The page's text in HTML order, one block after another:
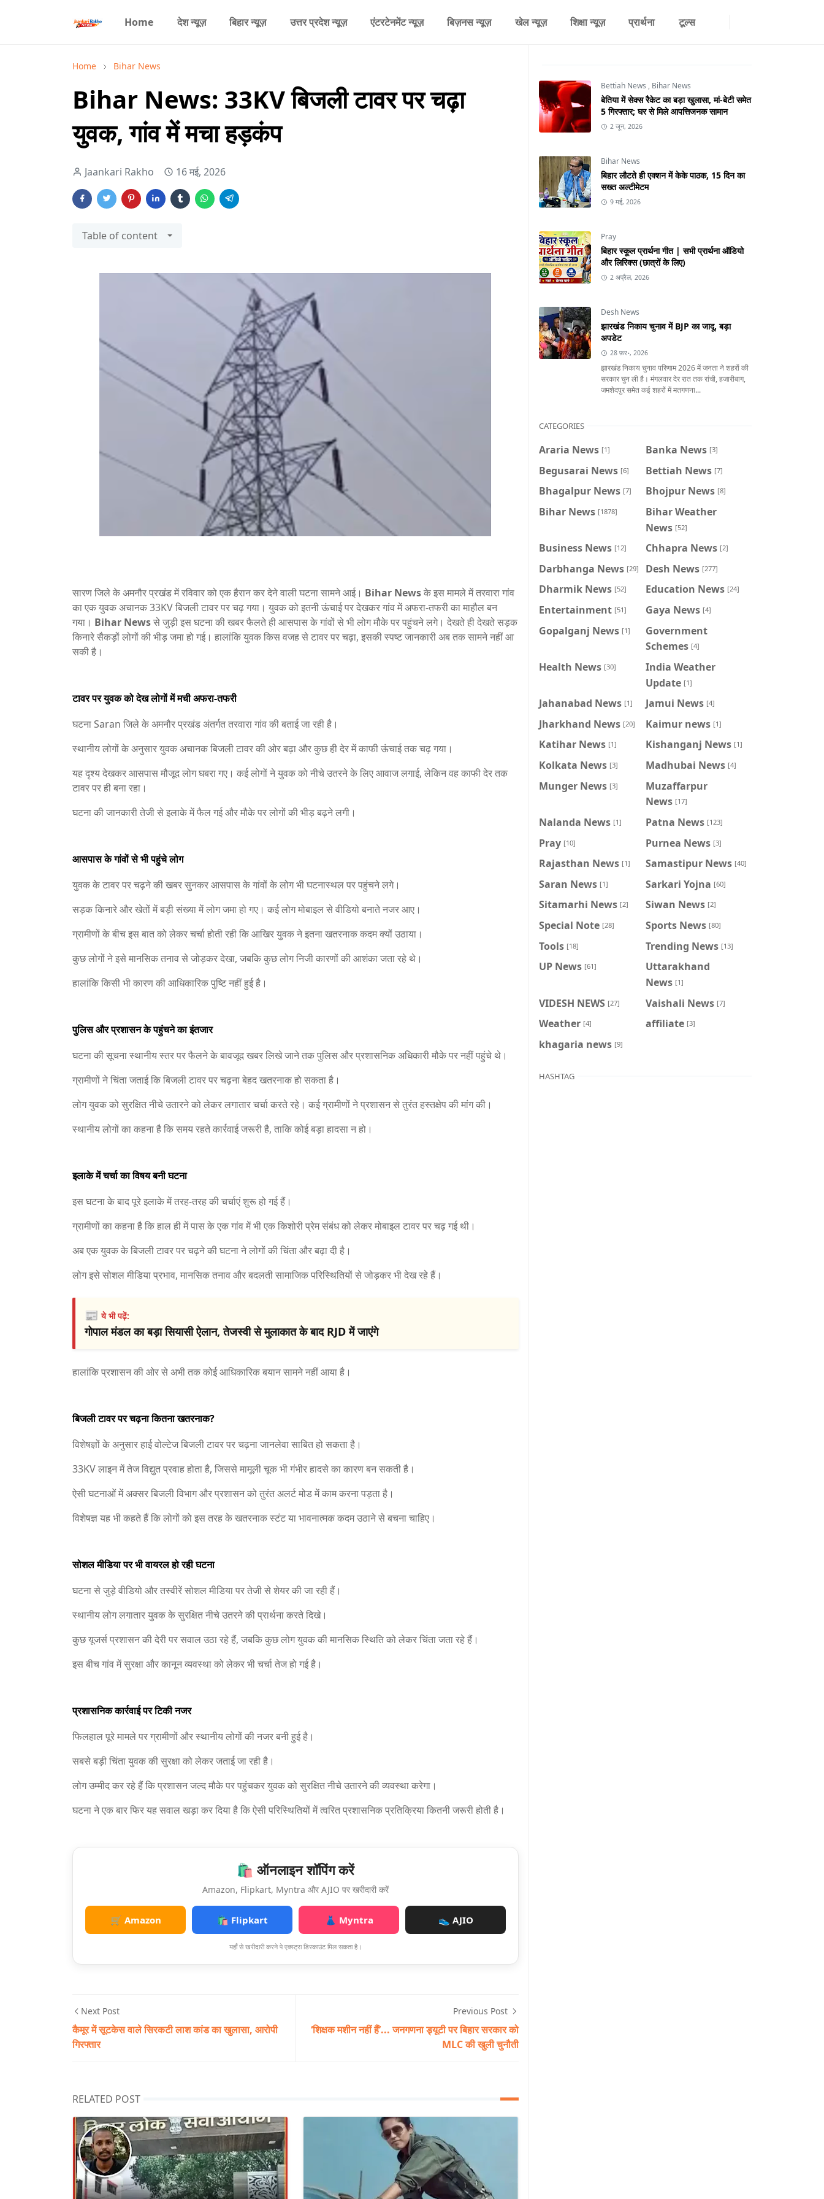
Home देश न्यूज़ बिहार न्यूज़ उत्तर प्रदेश न्यूज़ एंटरटेनमेंट न्यूज़ बिज़नस न्यूज़ खेल न्यूज़ शिक्षा न्यूज़ प्रार्थना टूल्स
Home Bihar News
Bihar News: 33KV बिजली टावर पर चढ़ा
युवक, गांव में मचा हड़कंप
Jaankari Rakho 16 मई, 2026
Table of content
सारण जिले के अमनौर प्रखंड में रविवार को एक हैरान कर देने वाली घटना सामने आई। Bihar Newsके इस मामले में तरवारा गांव
का एक युवक अचानक 33KV बिजली टावर पर चढ़ गया। युवक को इतनी ऊंचाई पर देखकर गांव में अफरा-तफरी का माहौल बन
गया। Bihar Newsसे जुड़ी इस घटना की खबर फैलते ही आसपास के गांवों से भी लोग मौके पर पहुंचने लगे। देखते ही देखते सड़क
किनारे सैकड़ों लोगों की भीड़ जमा हो गई। हालांकि युवक किस वजह से टावर पर चढ़ा, इसकी स्पष्ट जानकारी अब तक सामने नहीं आ
सकी है।
टावर पर युवक को देख लोगों में मची अफरा-तफरी
घटनाSaran जिले के अमनौर प्रखंड अंतर्गत तरवारा गांव की बताई जा रही है।
स्थानीय लोगों के अनुसार युवक अचानक बिजली टावर की ओर बढ़ा और कुछ ही देर में काफी ऊंचाई तक चढ़ गया।
यह दृश्य देखकर आसपास मौजूद लोग घबरा गए। कई लोगों ने युवक को नीचे उतरने के लिए आवाज लगाई, लेकिन वह काफी देर तक
टावर पर ही बना रहा।
घटना की जानकारी तेजी से इलाके में फैल गई और मौके पर लोगों की भीड़ बढ़ने लगी।
आसपास के गांवों से भी पहुंचे लोग
युवक के टावर पर चढ़ने की खबर सुनकर आसपास के गांवों के लोग भी घटनास्थल पर पहुंचने लगे।
सड़क किनारे और खेतों में बड़ी संख्या में लोग जमा हो गए। कई लोग मोबाइल से वीडियो बनाते नजर आए।
ग्रामीणों के बीच इस बात को लेकर चर्चा होती रही कि आखिर युवक ने इतना खतरनाक कदम क्यों उठाया।
कुछ लोगों ने इसे मानसिक तनाव से जोड़कर देखा, जबकि कुछ लोग निजी कारणों की आशंका जता रहे थे।
हालांकि किसी भी कारण की आधिकारिक पुष्टि नहीं हुई है।
पुलिस और प्रशासन के पहुंचने का इंतजार
घटना की सूचना स्थानीय स्तर पर फैलने के बावजूद खबर लिखे जाने तक पुलिस और प्रशासनिक अधिकारी मौके पर नहीं पहुंचे थे।
ग्रामीणों ने चिंता जताई कि बिजली टावर पर चढ़ना बेहद खतरनाक हो सकता है।
लोग युवक को सुरक्षित नीचे उतारने को लेकर लगातार चर्चा करते रहे। कई ग्रामीणों ने प्रशासन से तुरंत हस्तक्षेप की मांग की।
स्थानीय लोगों का कहना है कि समय रहते कार्रवाई जरूरी है, ताकि कोई बड़ा हादसा न हो।
इलाके में चर्चा का विषय बनी घटना
इस घटना के बाद पूरे इलाके में तरह-तरह की चर्चाएं शुरू हो गई हैं।
ग्रामीणों का कहना है कि हाल ही में पास के एक गांव में भी एक किशोरी प्रेम संबंध को लेकर मोबाइल टावर पर चढ़ गई थी।
अब एक युवक के बिजली टावर पर चढ़ने की घटना ने लोगों की चिंता और बढ़ा दी है।
लोग इसे सोशल मीडिया प्रभाव, मानसिक तनाव और बदलती सामाजिक परिस्थितियों से जोड़कर भी देख रहे हैं।
📰ये भी पढ़ें:
गोपाल मंडल का बड़ा सियासी ऐलान, तेजस्वी से मुलाकात के बाद RJD में जाएंगे
हालांकि प्रशासन की ओर से अभी तक कोई आधिकारिक बयान सामने नहीं आया है।
बिजली टावर पर चढ़ना कितना खतरनाक?
विशेषज्ञों के अनुसार हाई वोल्टेज बिजली टावर पर चढ़ना जानलेवा साबित हो सकता है।
33KV लाइन में तेज विद्युत प्रवाह होता है, जिससे मामूली चूक भी गंभीर हादसे का कारण बन सकती है।
ऐसी घटनाओं में अक्सर बिजली विभाग और प्रशासन को तुरंत अलर्ट मोड में काम करना पड़ता है।
विशेषज्ञ यह भी कहते हैं कि लोगों को इस तरह के खतरनाक स्टंट या भावनात्मक कदम उठाने से बचना चाहिए।
सोशल मीडिया पर भी वायरल हो रही घटना
घटना से जुड़े वीडियो और तस्वीरें सोशल मीडिया पर तेजी से शेयर की जा रही हैं।
स्थानीय लोग लगातार युवक के सुरक्षित नीचे उतरने की प्रार्थना करते दिखे।
कुछ यूजर्स प्रशासन की देरी पर सवाल उठा रहे हैं, जबकि कुछ लोग युवक की मानसिक स्थिति को लेकर चिंता जता रहे हैं।
इस बीच गांव में सुरक्षा और कानून व्यवस्था को लेकर भी चर्चा तेज हो गई है।
प्रशासनिक कार्रवाई पर टिकी नजर
फिलहाल पूरे मामले पर ग्रामीणों और स्थानीय लोगों की नजर बनी हुई है।
सबसे बड़ी चिंता युवक की सुरक्षा को लेकर जताई जा रही है।
लोग उम्मीद कर रहे हैं कि प्रशासन जल्द मौके पर पहुंचकर युवक को सुरक्षित नीचे उतारने की व्यवस्था करेगा।
घटना ने एक बार फिर यह सवाल खड़ा कर दिया है कि ऐसी परिस्थितियों में त्वरित प्रशासनिक प्रतिक्रिया कितनी जरूरी होती है।
🛍️ ऑनलाइन शॉपिंग करें
Amazon, Flipkart, Myntra और AJIO पर खरीदारी करें
🛒 Amazon 🛍️ Flipkart 👗 Myntra 👟 AJIO
यहाँ से खरीदारी करने पे एक्स्ट्रा डिस्काउंट मिल सकता है।
Next Post
कैमूर में सूटकेस वाले सिरकटी लाश कांड का खुलासा, आरोपी
गिरफ्तार
Previous Post
‘शिक्षक मशीन नहीं हैं’... जनगणना ड्यूटी पर बिहार सरकार को
MLC की खुली चुनौती
RELATED POST
Bettiah News , Bihar News
बेतिया में सेक्स रैकेट का बड़ा खुलासा, मां-बेटी समेत
5 गिरफ्तार; घर से मिले आपत्तिजनक सामान
2 जून, 2026
Bihar News
बिहार लौटते ही एक्शन में केके पाठक, 15 दिन का
सख्त अल्टीमेटम
9 मई, 2026
Pray
बिहार स्कूल प्रार्थना गीत | सभी प्रार्थना ऑडियो
और लिरिक्स (छात्रों के लिए)
2 अप्रैल, 2026
Desh News
झारखंड निकाय चुनाव में BJP का जादू, बड़ा
अपडेट
28 फ़र॰, 2026
झारखंड निकाय चुनाव परिणाम 2026 में जनता ने शहरों की
सरकार चुन ली है। मंगलवार देर रात तक रांची, हजारीबाग,
जमशेदपुर समेत कई शहरों में मतगणना...
CATEGORIES
Araria News [1] Banka News [3]
Begusarai News [6] Bettiah News [7]
Bhagalpur News [7] Bhojpur News [8]
Bihar News [1878]
Bihar Weather
News [52]
Business News [12] Chhapra News [2]
Darbhanga News [29] Desh News [277]
Dharmik News [52] Education News [24]
Entertainment [51] Gaya News [4]
Gopalganj News [1]
Government
Schemes [4]
Health News [30]
India Weather
Update [1]
Jahanabad News [1] Jamui News [4]
Jharkhand News [20] Kaimur news [1]
Katihar News [1] Kishanganj News [1]
Kolkata News [3] Madhubai News [4]
Munger News [3]
Muzaffarpur
News [17]
Nalanda News [1] Patna News [123]
Pray [10] Purnea News [3]
Rajasthan News [1] Samastipur News [40]
Saran News [1] Sarkari Yojna [60]
Sitamarhi News [2] Siwan News [2]
Special Note [28] Sports News [80]
Tools [18] Trending News [13]
UP News [61]
Uttarakhand
News [1]
VIDESH NEWS [27] Vaishali News [7]
Weather [4] affiliate [3]
khagaria news [9]
HASHTAG